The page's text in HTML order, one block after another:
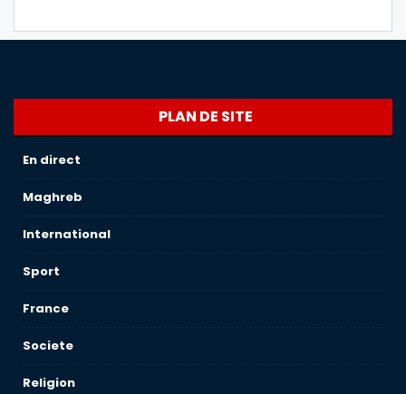
PLAN DE SITE
En direct
Maghreb
International
Sport
France
Societe
Religion